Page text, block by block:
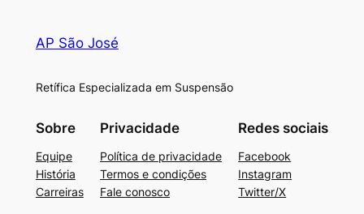
AP São José
Retífica Especializada em Suspensão
Sobre
Equipe
História
Carreiras
Privacidade
Política de privacidade
Termos e condições
Fale conosco
Redes sociais
Facebook
Instagram
Twitter/X